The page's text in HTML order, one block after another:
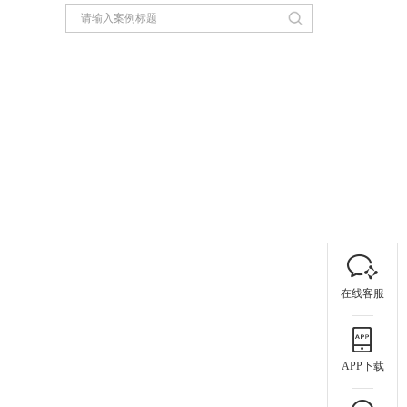
在线客服
APP下载